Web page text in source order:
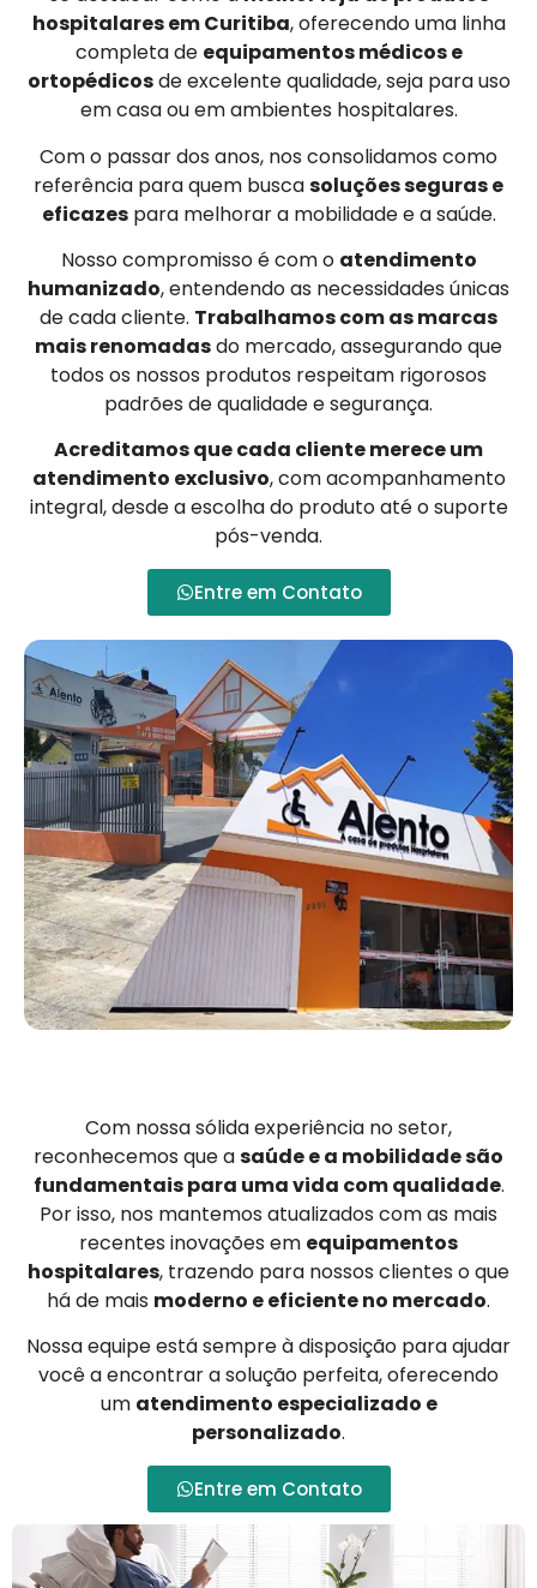
hospitalares em Curitiba, oferecendo uma linha
completa de equipamentos médicos e
ortopédicosde excelente qualidade, seja para uso
em casa ou em ambientes hospitalares.
Com o passar dos anos, nos consolidamos como
referência para quem buscasoluções seguras e
eficazespara melhorar a mobilidade e a saúde.
Nosso compromisso é com o atendimento
humanizado, entendendo as necessidades únicas
de cada cliente. Trabalhamos com as marcas
mais renomadasdo mercado, assegurando que
todos os nossos produtos respeitam rigorosos
padrões de qualidade e segurança.
Acreditamos que cada cliente merece um
atendimento exclusivo, com acompanhamento
integral, desde a escolha do produto até o suporte
pós-venda.
Entre em Contato
Com nossa sólida experiência no setor,
reconhecemos que asaúde e a mobilidade são
fundamentais para uma vida com qualidade.
Por isso, nos mantemos atualizados com as mais
recentes inovações em equipamentos
hospitalares, trazendo para nossos clientes o que
há de mais moderno e eficiente no mercado.
Nossa equipe está sempre à disposição para ajudar
você a encontrar a solução perfeita, oferecendo
um atendimento especializado e
personalizado.
Entre em Contato